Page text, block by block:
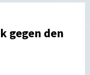
gegen den